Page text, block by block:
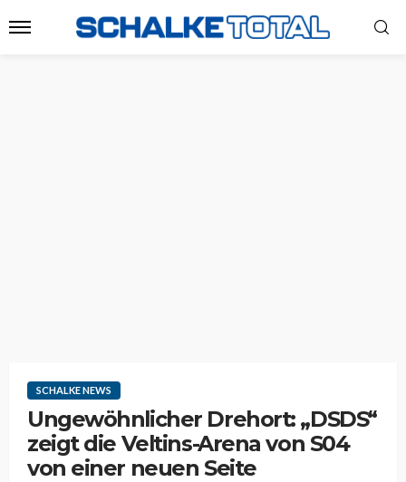
SCHALKE NEWS
Ungewöhnlicher Drehort: „DSDS“
zeigt die Veltins-Arena von S04
von einer neuen Seite